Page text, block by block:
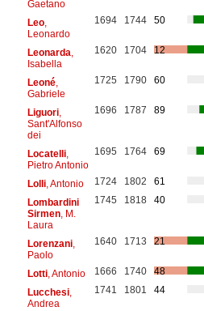
Gaetano
Leo,
Leonardo
1694 1744 50
Leonarda
Isabella
1620 1704 12
Leoné,
Gabriele
1725 1790 60
Liguori,
Sant'Alfonso
dei
1696 1787 89
Locatelli,
Pietro Antonio
1695 1764 69
Lolli, Antonio 1724 1802
61
Lombardini
Sirmen, M.
Laura
1745 1818 40
Lorenzani,
Paolo
1640 1713 21
Lotti, Antonio 1666 1740
48
Lucchesi,
Andrea
1741 1801 44